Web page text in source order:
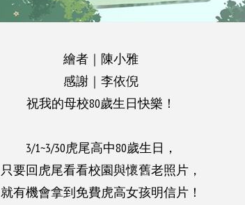
繪者｜陳小雅
感謝 ｜ 李依倪
祝我的母校80歲生日快樂！
3/1~3/30虎尾高中80歲生日，
只要回虎尾看看校園與懷舊老照片，
就有機會拿到免費虎高女孩明信片！